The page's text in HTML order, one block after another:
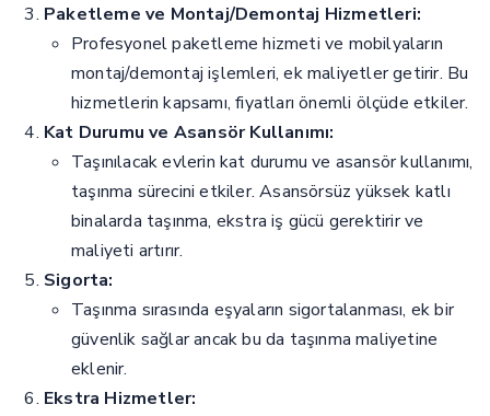
Paketleme ve Montaj/Demontaj Hizmetleri:
Profesyonel paketleme hizmeti ve mobilyaların
montaj/demontaj işlemleri, ek maliyetler getirir. Bu
hizmetlerin kapsamı, fiyatları önemli ölçüde etkiler.
Kat Durumu ve Asansör Kullanımı:
Taşınılacak evlerin kat durumu ve asansör kullanımı,
taşınma sürecini etkiler. Asansörsüz yüksek katlı
binalarda taşınma, ekstra iş gücü gerektirir ve
maliyeti artırır.
Sigorta:
Taşınma sırasında eşyaların sigortalanması, ek bir
güvenlik sağlar ancak bu da taşınma maliyetine
eklenir.
Ekstra Hizmetler: